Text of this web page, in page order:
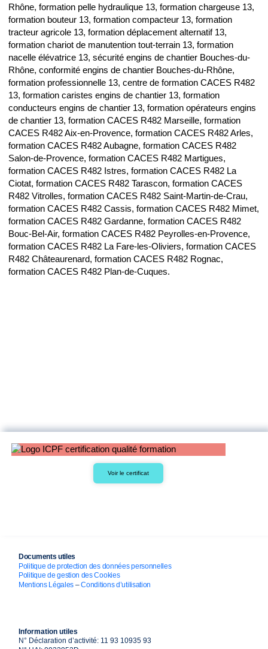
Rhône, formation pelle hydraulique 13, formation chargeuse 13,
formation bouteur 13, formation compacteur 13, formation
tracteur agricole 13, formation déplacement alternatif 13,
formation chariot de manutention tout-terrain 13, formation
nacelle élévatrice 13, sécurité engins de chantier Bouches-du-
Rhône, conformité engins de chantier Bouches-du-Rhône,
formation professionnelle 13, centre de formation CACES R482
13, formation caristes engins de chantier 13, formation
conducteurs engins de chantier 13, formation opérateurs engins
de chantier 13, formation CACES R482 Marseille, formation
CACES R482 Aix-en-Provence, formation CACES R482 Arles,
formation CACES R482 Aubagne, formation CACES R482
Salon-de-Provence, formation CACES R482 Martigues,
formation CACES R482 Istres, formation CACES R482 La
Ciotat, formation CACES R482 Tarascon, formation CACES
R482 Vitrolles, formation CACES R482 Saint-Martin-de-Crau,
formation CACES R482 Cassis, formation CACES R482 Mimet,
formation CACES R482 Gardanne, formation CACES R482
Bouc-Bel-Air, formation CACES R482 Peyrolles-en-Provence,
formation CACES R482 La Fare-les-Oliviers, formation CACES
R482 Châteaurenard, formation CACES R482 Rognac,
formation CACES R482 Plan-de-Cuques.
Voir le certificat
Documents utiles
Politique de protection des données personnelles
Politique de gestion des Cookies
Mentions Légales –Conditions d’utilisation
Information utiles
N° Déclaration d’activité: 11 93 10935 93